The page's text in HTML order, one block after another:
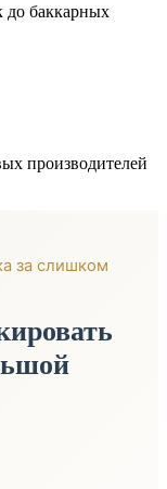
до баккарных
производителей
за слишком